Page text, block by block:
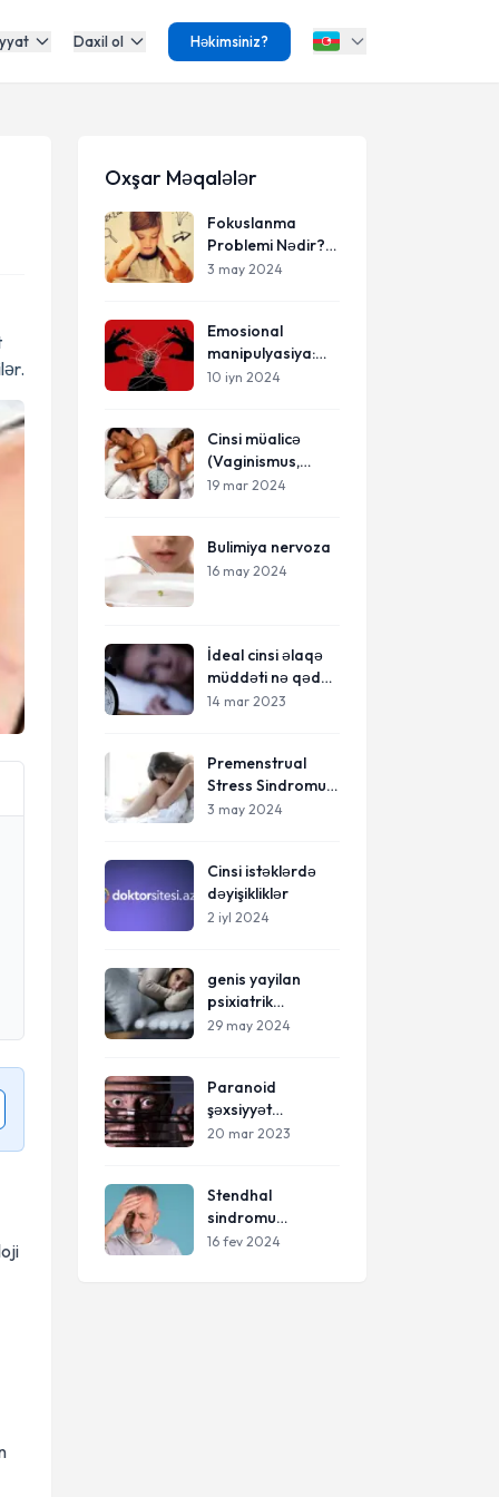
Daxil ol Həkimsiniz?
Oxşar Məqalələr
Fokuslanma
Problemi Nədir?
Diqqət
3 may 2024
Emosional
manipulyasiya:
Sevgi maskası
10 iyn 2024
Cinsi müalicə
(Vaginismus,
Erkən boşalma)
19 mar 2024
Bulimiya nervoza
16 may 2024
İdeal cinsi əlaqə
müddəti nə qədər
olmalıdır?
14 mar 2023
Premenstrual
Stress Sindromu
(PMS) Nədir?
3 may 2024
Cinsi istəklərdə
dəyişikliklər
2 iyl 2024
genis yayilan
psixiatrik
xestelikler
29 may 2024
Paranoid
şəxsiyyət
pozuntusu
20 mar 2023
Stendhal
sindromu
(hiperkulturemiya)
16 fev 2024